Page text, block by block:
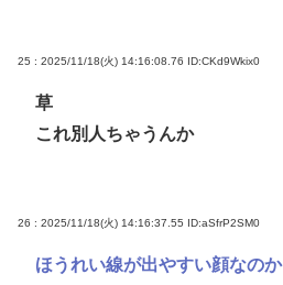
25 : 2025/11/18(火) 14:16:08.76 ID:CKd9Wkix0
草
これ別人ちゃうんか
26 : 2025/11/18(火) 14:16:37.55 ID:aSfrP2SM0
ほうれい線が出やすい顔なのか